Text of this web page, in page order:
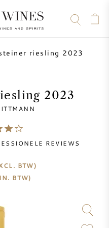
riesling 2023
2023
REVIEWS
BTW)
BTW)